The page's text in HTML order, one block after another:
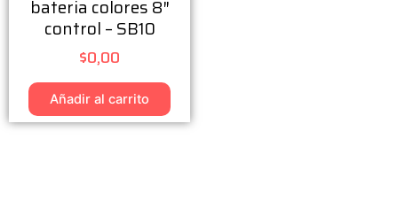
bateria colores 8″
control – SB10
$0,00
Añadir al carrito